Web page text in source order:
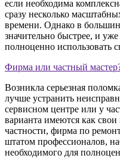
если необходима
сразу несколько
времени. Однако в
значительно быстрее, и
полноценно использовать
Фирма или частный
Возникла серьезная
лучше устранить
сервисном центре или у
варианта имеются как
частности, фирма по
штатом профессионалов,
необходимого для